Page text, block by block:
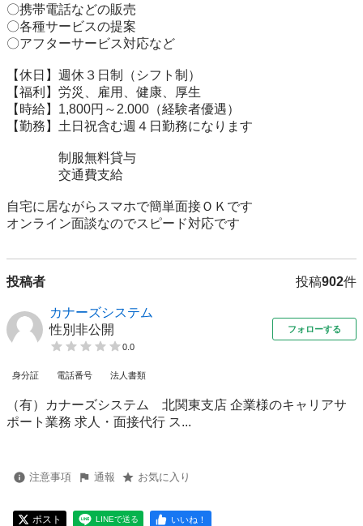
〇携帯電話などの販売
〇各種サービスの提案
〇アフターサービス対応など
【休日】週休３日制（シフト制）
【福利】労災、雇用、健康、厚生
【時給】1,800円～2.000（経験者優遇）
【勤務】土日祝含む週４日勤務になります
制服無料貸与
交通費支給
自宅に居ながらスマホで簡単面接ＯＫです
オンライン面談なのでスピード対応です
投稿者 投稿902件
カナーズシステム
性別非公開
0.0
フォローする
身分証 電話番号 法人書類
（有）カナーズシステム 北関東支店 企業様のキャリアサ
ポート業務 求人・面接代行 ス...
注意事項 通報 お気に入り
ポスト LINEで送る いいね！